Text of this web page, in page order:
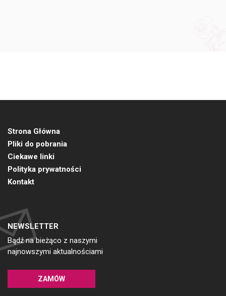
Strona Główna
Pliki do pobrania
Ciekawe linki
Polityka prywatności
Kontakt
NEWSLETTER
Bądź na bieżąco z naszymi
najnowszymi aktualnościami
ZAMÓW